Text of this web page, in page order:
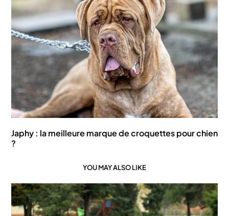
Japhy : la meilleure marque de croquettes pour chien
?
YOU MAY ALSO LIKE